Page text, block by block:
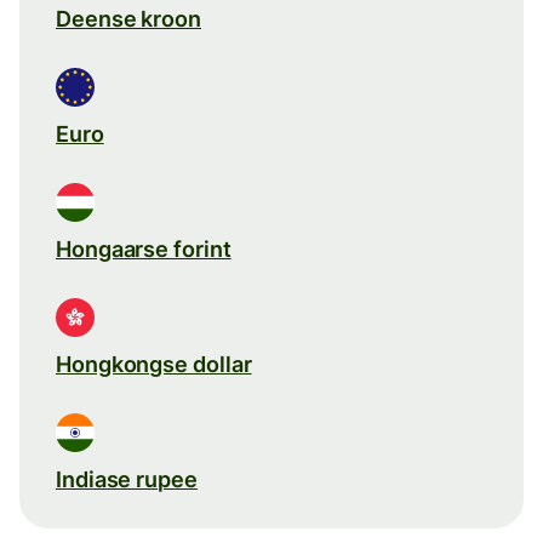
Deense kroon
Euro
Hongaarse forint
Hongkongse dollar
Indiase rupee